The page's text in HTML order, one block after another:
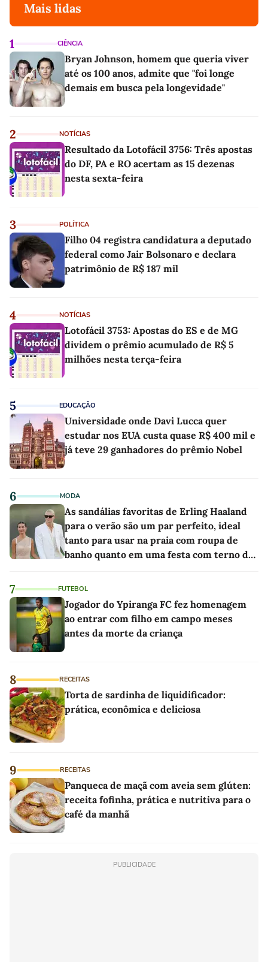
Mais lidas
1 CIÊNCIA
Bryan Johnson, homem que queria viver
até os 100 anos, admite que "foi longe
demais em busca pela longevidade"
2 NOTÍCIAS
Resultado da Lotofácil 3756: Três apostas
do DF, PA e RO acertam as 15 dezenas
nesta sexta-feira
3 POLÍTICA
Filho 04 registra candidatura a deputado
federal como Jair Bolsonaro e declara
patrimônio de R$ 187 mil
4 NOTÍCIAS
Lotofácil 3753: Apostas do ES e de MG
dividem o prêmio acumulado de R$ 5
milhões nesta terça-feira
5 EDUCAÇÃO
Universidade onde Davi Lucca quer
estudar nos EUA custa quase R$ 400 mil e
já teve 29 ganhadores do prêmio Nobel
6 MODA
As sandálias favoritas de Erling Haaland
para o verão são um par perfeito, ideal
tanto para usar na praia com roupa de
banho quanto em uma festa com terno de
7 FUTEBOL
Jogador do Ypiranga FC fez homenagem
ao entrar com filho em campo meses
antes da morte da criança
8 RECEITAS
Torta de sardinha de liquidificador:
prática, econômica e deliciosa
9 RECEITAS
Panqueca de maçã com aveia sem glúten:
receita fofinha, prática e nutritiva para o
café da manhã
PUBLICIDADE